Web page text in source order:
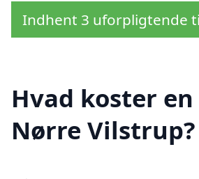
Indhent 3 uforpligtende
Hvad koster
Nørre Vilstrup?